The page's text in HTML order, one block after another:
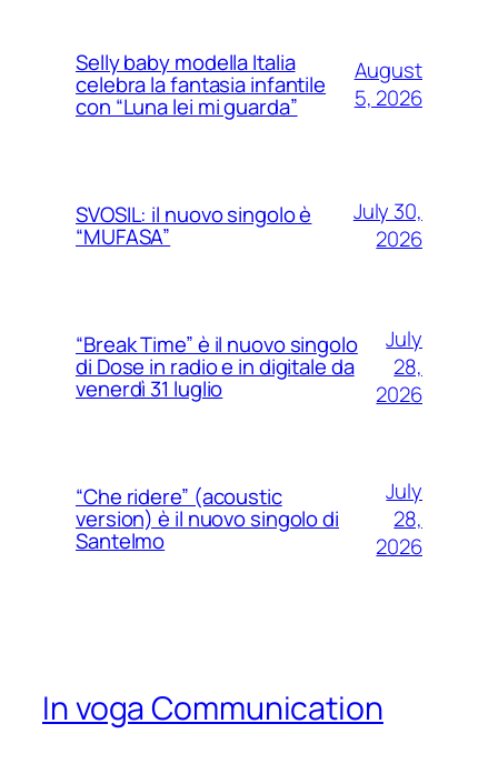
Selly baby modella Italia
celebra la fantasia infantile
con “Luna lei mi guarda”
August
5, 2026
SVOSIL: il nuovo singolo è
“MUFASA”
July 30,
2026
“Break Time” è il nuovo singolo
di Dose in radio e in digitale da
venerdì 31 luglio
July
28,
2026
“Che ridere” (acoustic
version) è il nuovo singolo di
Santelmo
July
28,
2026
In voga Communication